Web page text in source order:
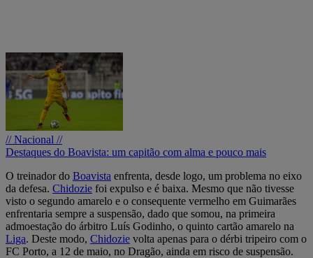
// Nacional //
Destaques do Boavista: um capitão com alma e pouco mais
O treinador do Boavista enfrenta, desde logo, um problema no eixo
da defesa. Chidozie foi expulso e é baixa. Mesmo que não tivesse
visto o segundo amarelo e o consequente vermelho em Guimarães
enfrentaria sempre a suspensão, dado que somou, na primeira
admoestação do árbitro Luís Godinho, o quinto cartão amarelo na
Liga. Deste modo, Chidozie volta apenas para o dérbi tripeiro com o
FC Porto, a 12 de maio, no Dragão, ainda em risco de suspensão.